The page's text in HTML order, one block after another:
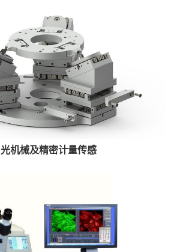
光机械及精密计量传感